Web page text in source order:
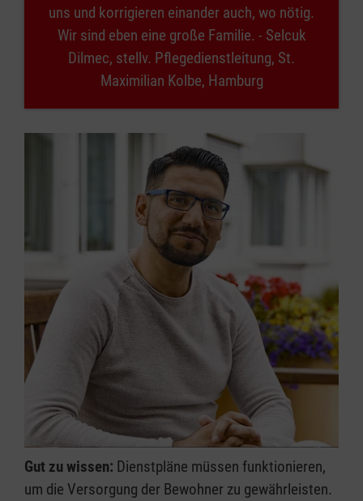
uns und korrigieren einander auch, wo nötig.
Wir sind eben eine große Familie. - Selcuk
Dilmec, stellv. Pflegedienstleitung, St.
Maximilian Kolbe, Hamburg
Gut zu wissen: Dienstpläne müssen funktionieren,
um die Versorgung der Bewohner zu gewährleisten.